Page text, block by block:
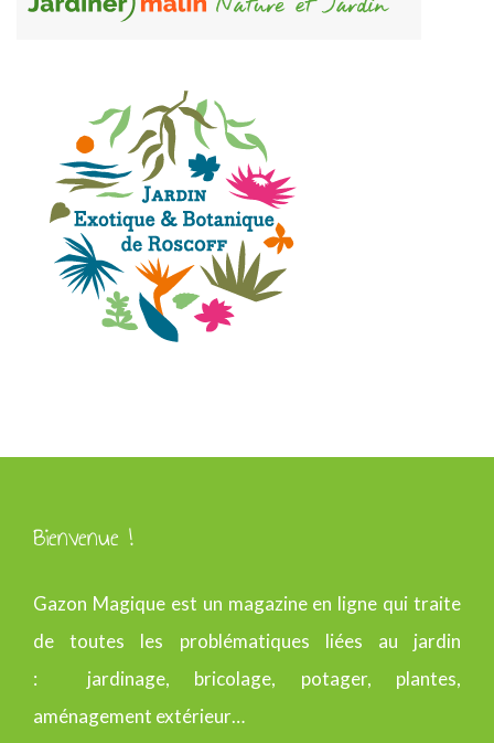
Bienvenue !
Gazon Magique est un magazine en ligne qui traite
de toutes les problématiques liées au jardin
: jardinage, bricolage, potager, plantes,
aménagement extérieur…